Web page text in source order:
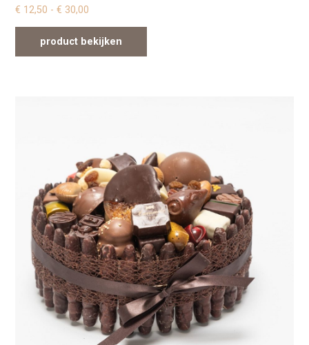
€ 12,50 - € 30,00
product bekijken